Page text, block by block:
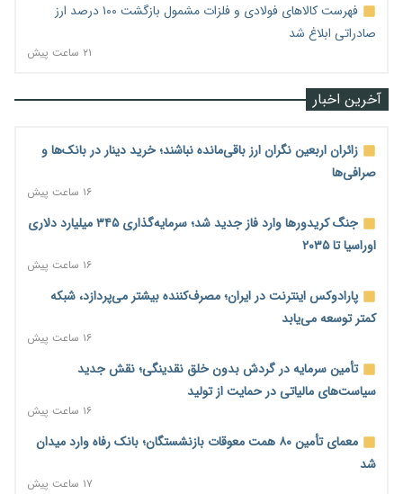
فهرست کالاهای فولادی و فلزات مشمول بازگشت ۱۰۰ درصد ارز
صادراتی ابلاغ شد
۲۱ ساعت پیش
آخرین اخبار
زائران اربعین نگران ارز باقی‌مانده نباشند؛ خرید دینار در بانک‌ها و
صرافی‌ها
۱۶ ساعت پیش
جنگ کریدورها وارد فاز جدید شد؛ سرمایه‌گذاری ۳۴۵ میلیارد دلاری
اوراسیا تا ۲۰۳۵
۱۶ ساعت پیش
پارادوکس اینترنت در ایران؛ مصرف‌کننده بیشتر می‌پردازد، شبکه
کمتر توسعه می‌یابد
۱۶ ساعت پیش
تأمین سرمایه در گردش بدون خلق نقدینگی؛ نقش جدید
سیاست‌های مالیاتی در حمایت از تولید
۱۶ ساعت پیش
معمای تأمین ۸۰ همت معوقات بازنشستگان؛ بانک رفاه وارد میدان
شد
۱۷ ساعت پیش